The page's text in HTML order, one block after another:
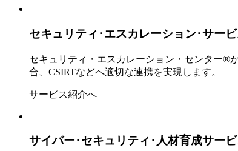
セキュリティ･エスカレーション･サー
セキュリティ・エスカレーション・センター®
合、CSIRTなどへ適切な連携を実現します。
サービス紹介へ
サイバー･セキュリティ･ 人材育成サー